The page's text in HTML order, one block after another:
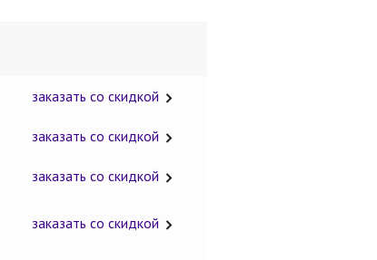
заказать со скидкой
заказать со скидкой
заказать со скидкой
заказать со скидкой